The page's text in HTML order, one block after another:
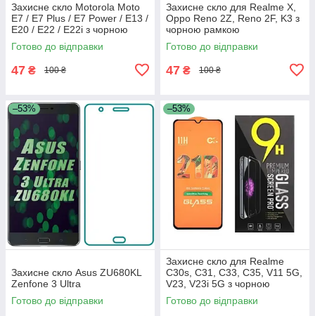
Захисне скло Motorola Moto
E7 / E7 Plus / E7 Power / E13 /
E20 / E22 / E22i з чорною
рамкою
Готово до відправки
47 ₴ 100 ₴
Захисне скло для Realme X,
Oppo Reno 2Z, Reno 2F, K3 з
чорною рамкою
Готово до відправки
47 ₴ 100 ₴
–53%
Захисне скло Asus ZU680KL
Zenfone 3 Ultra
Готово до відправки
–53%
Захисне скло для Realme
C30s, C31, С33, C35, V11 5G,
V23, V23i 5G з чорною
рамкою
Готово до відправки